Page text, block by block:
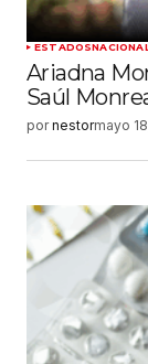
ESTADOS
Ariadna
Saúl
por nestormayo